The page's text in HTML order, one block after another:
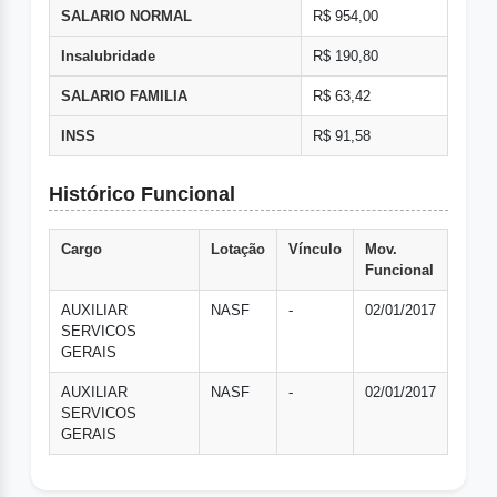
SALARIO NORMAL R$ 954,00
Insalubridade R$ 190,80
SALARIO FAMILIA R$ 63,42
INSS R$ 91,58
Histórico Funcional
Cargo Lotação Vínculo
Mov.
Funcional
AUXILIAR
SERVICOS
GERAIS
NASF - 02/01/2017
AUXILIAR
SERVICOS
GERAIS
NASF - 02/01/2017